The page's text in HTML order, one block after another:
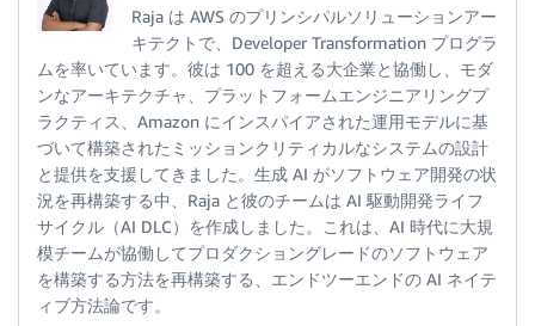
Raja は AWS のプリンシパルソリューションアー
キテクトで、Developer Transformation プログラ
ムを率いています。彼は 100 を超える大企業と協働し、モダ
ンなアーキテクチャ、プラットフォームエンジニアリングプ
ラクティス、Amazon にインスパイアされた運用モデルに基
づいて構築されたミッションクリティカルなシステムの設計
と提供を支援してきました。生成 AI がソフトウェア開発の状
況を再構築する中、Raja と彼のチームは AI 駆動開発ライフ
サイクル（AI DLC）を作成しました。これは、AI 時代に大規
模チームが協働してプロダクショングレードのソフトウェア
を構築する方法を再構築する、エンドツーエンドの AI ネイテ
ィブ方法論です。